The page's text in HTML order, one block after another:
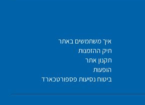
איך משתמשים באתר
תיק ההזמנות
תקנון אתר
הופעות
ביטוח נסיעות פספורטכארד